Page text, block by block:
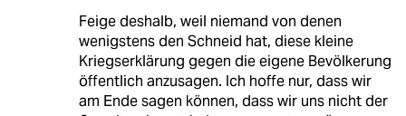
Feige deshalb, weil niemand von denen
wenigstens den Schneid hat, diese kleine
Kriegserklärung gegen die eigene Bevölkerung
öffentlich anzusagen. Ich hoffe nur, dass wir
am Ende sagen können, dass wir uns nicht der